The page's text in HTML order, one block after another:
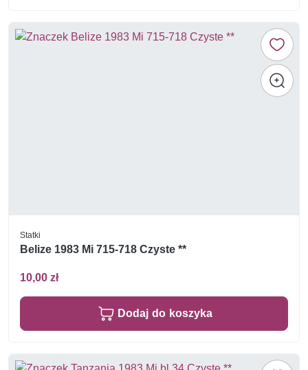
Statki
Belize 1983 Mi 715-718 Czyste **
10,00 zł
Dodaj do koszyka